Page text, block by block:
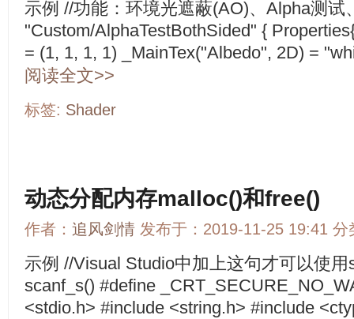
示例 //功能：环境光遮蔽(AO)、Alpha测试
"Custom/AlphaTestBothSided" {
= (1, 1, 1, 1) _MainTex("Albedo", 2D) =
阅读全文>>
标签: Shader
动态分配内存malloc()和free()
作者： 追风剑情 发布于：2019-11-25 19:41 分
示例 //Visual Studio中加上这句才可以使
scanf_s() #define
<stdio.h> #include <string.h> #include